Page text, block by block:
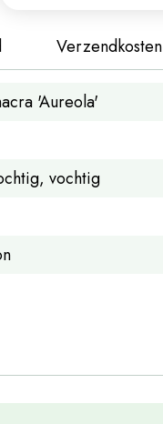
Verzendkosten
'Aureola'
vochtig